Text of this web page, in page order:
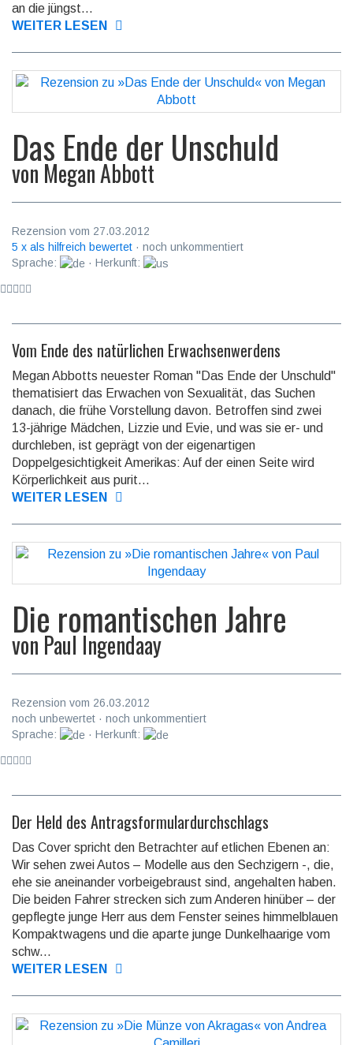
an die jüngst...
WEITER LESEN
Das Ende der Unschuld
von Megan Abbott
Rezension vom 27.03.2012
5 x als hilfreich bewertet · noch unkommentiert
Sprache:
· Herkunft:
Vom Ende des natürlichen Erwachsenwerdens
Megan Abbotts neuester Roman "Das Ende der Unschuld"
thematisiert das Erwachen von Sexualität, das Suchen
danach, die frühe Vorstellung davon. Betroffen sind zwei
13-jährige Mädchen, Lizzie und Evie, und was sie er- und
durchleben, ist geprägt von der eigenartigen
Doppelgesichtigkeit Amerikas: Auf der einen Seite wird
Körperlichkeit aus purit...
WEITER LESEN
Die romantischen Jahre
von Paul Ingendaay
Rezension vom 26.03.2012
noch unbewertet · noch unkommentiert
Sprache:
· Herkunft:
Der Held des Antragsformulardurchschlags
Das Cover spricht den Betrachter auf etlichen Ebenen an:
Wir sehen zwei Autos – Modelle aus den Sechzigern -, die,
ehe sie aneinander vorbeigebraust sind, angehalten haben.
Die beiden Fahrer strecken sich zum Anderen hinüber – der
gepflegte junge Herr aus dem Fenster seines himmelblauen
Kompaktwagens und die aparte junge Dunkelhaarige vom
schw...
WEITER LESEN